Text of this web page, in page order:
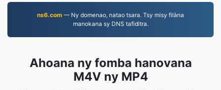
ns6.com — Ny domenao, natao tsara. Tsy misy filàna
manokana sy DNS tafiditra.
Ahoana ny fomba hanovana
M4V ny MP4